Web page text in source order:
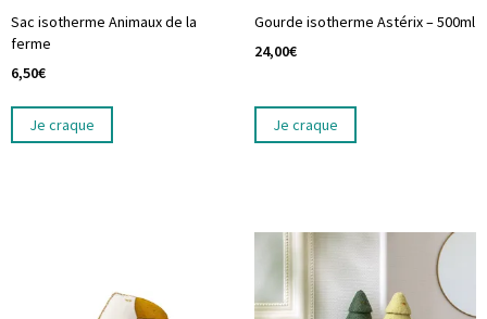
Sac isotherme Animaux de la
ferme
6,50€
Je craque
Gourde isotherme Astérix – 500ml
24,00€
Je craque